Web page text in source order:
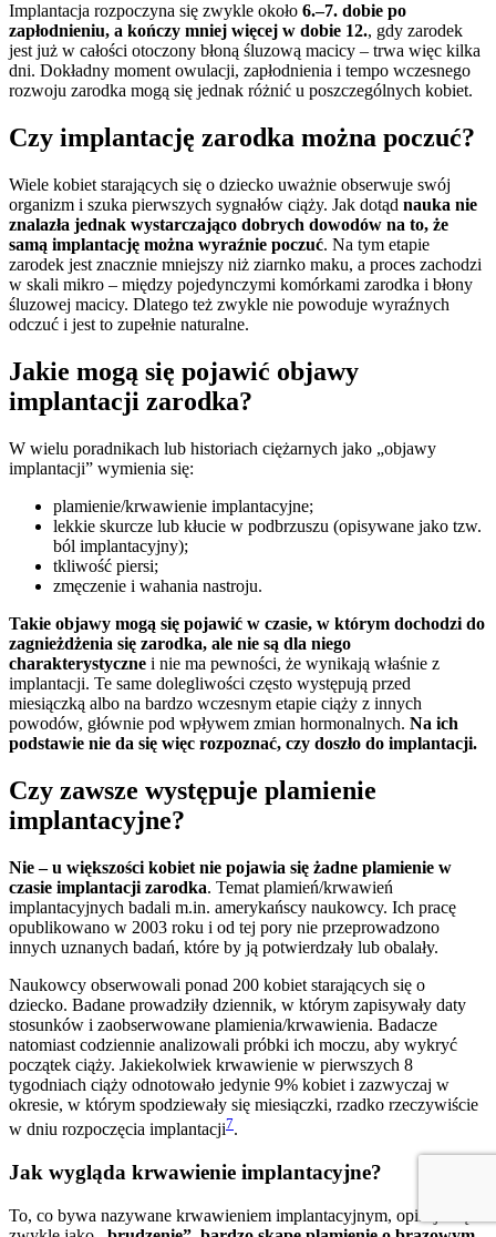
Implantacja rozpoczyna się zwykle około 6.–7. dobie po
zapłodnieniu, a kończy mniej więcej w dobie 12., gdy zarodek
jest już w całości otoczony błoną śluzową macicy – trwa więc kilka
dni. Dokładny moment owulacji, zapłodnienia i tempo wczesnego
rozwoju zarodka mogą się jednak różnić u poszczególnych kobiet.
Czy implantację zarodka można poczuć?
Wiele kobiet starających się o dziecko uważnie obserwuje swój
organizm i szuka pierwszych sygnałów ciąży. Jak dotąd nauka nie
znalazła jednak wystarczająco dobrych dowodów na to, że
samą implantację można wyraźnie poczuć. Na tym etapie
zarodek jest znacznie mniejszy niż ziarnko maku, a proces zachodzi
w skali mikro – między pojedynczymi komórkami zarodka i błony
śluzowej macicy. Dlatego też zwykle nie powoduje wyraźnych
odczuć i jest to zupełnie naturalne.
Jakie mogą się pojawić objawy
implantacji zarodka?
W wielu poradnikach lub historiach ciężarnych jako „objawy
implantacji” wymienia się:
plamienie/krwawienie implantacyjne;
lekkie skurcze lub kłucie w podbrzuszu (opisywane jako tzw.
ból implantacyjny);
tkliwość piersi;
zmęczenie i wahania nastroju.
Takie objawy mogą się pojawić w czasie, w którym dochodzi do
zagnieżdżenia się zarodka, ale nie są dla niego
charakterystyczne i nie ma pewności, że wynikają właśnie z
implantacji. Te same dolegliwości często występują przed
miesiączką albo na bardzo wczesnym etapie ciąży z innych
powodów, głównie pod wpływem zmian hormonalnych. Na ich
podstawie nie da się więc rozpoznać, czy doszło do implantacji.
Czy zawsze występuje plamienie
implantacyjne?
Nie – u większości kobiet nie pojawia się żadne plamienie w
czasie implantacji zarodka. Temat plamień/krwawień
implantacyjnych badali m.in. amerykańscy naukowcy. Ich pracę
opublikowano w 2003 roku i od tej pory nie przeprowadzono
innych uznanych badań, które by ją potwierdzały lub obalały.
Naukowcy obserwowali ponad 200 kobiet starających się o
dziecko. Badane prowadziły dziennik, w którym zapisywały daty
stosunków i zaobserwowane plamienia/krwawienia. Badacze
natomiast codziennie analizowali próbki ich moczu, aby wykryć
początek ciąży. Jakiekolwiek krwawienie w pierwszych 8
tygodniach ciąży odnotowało jedynie 9% kobiet i zazwyczaj w
okresie, w którym spodziewały się miesiączki, rzadko rzeczywiście
w dniu rozpoczęcia implantacji7.
Jak wygląda krwawienie implantacyjne?
To, co bywa nazywane krwawieniem implantacyjnym, opisuje się